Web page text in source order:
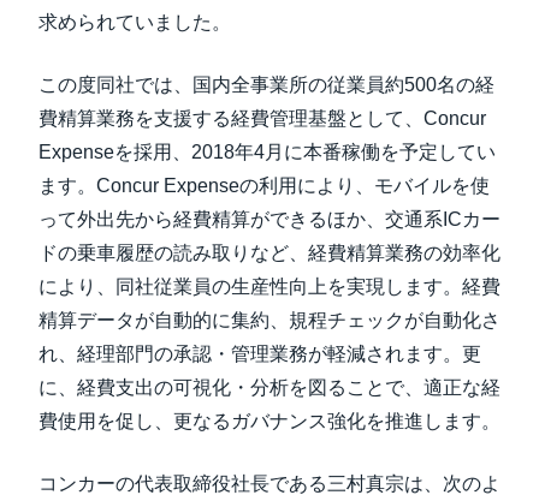
求められていました。
この度同社では、国内全事業所の従業員約500名の経
費精算業務を支援する経費管理基盤として、Concur
Expenseを採用、2018年4月に本番稼働を予定してい
ます。Concur Expenseの利用により、モバイルを使
って外出先から経費精算ができるほか、交通系ICカー
ドの乗車履歴の読み取りなど、経費精算業務の効率化
により、同社従業員の生産性向上を実現します。経費
精算データが自動的に集約、規程チェックが自動化さ
れ、経理部門の承認・管理業務が軽減されます。更
に、経費支出の可視化・分析を図ることで、適正な経
費使用を促し、更なるガバナンス強化を推進します。
コンカーの代表取締役社長である三村真宗は、次のよ